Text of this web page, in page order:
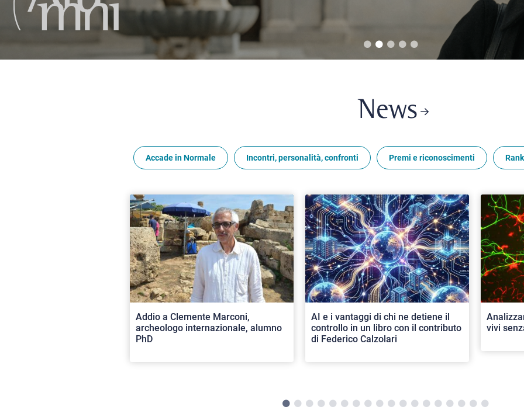
News
Accade in Normale Incontri, personalità, confronti Premi e riconoscimenti
Addio a Clemente Marconi,
archeologo internazionale, alumno
PhD
AI e i vantaggi di chi ne detiene il
controllo in un libro con il contributo
di Federico Calzolari
vivi